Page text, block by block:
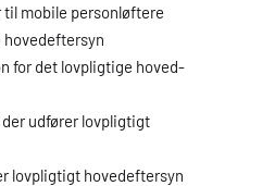
mobile personløftere
for det lovpligtige hoved-
udfører lovpligtigt
lovpligtigt hovedeftersyn